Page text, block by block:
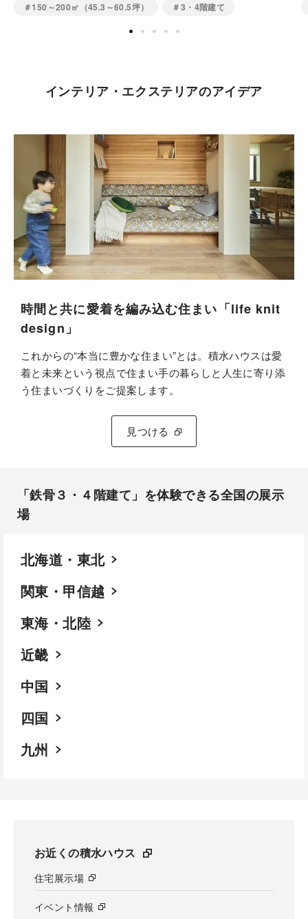
＃150～200㎡（45.3～60.5坪）
＃3・4階建て
インテリア・エクステリアのアイデア
時間と共に愛着を編み込む住まい「life knit
design」
これからの“本当に豊かな住まい”とは。積水ハウスは愛
着と未来という視点で住まい手の暮らしと人生に寄り添
う住まいづくりをご提案します。
見つける
「鉄骨３・４階建て」を体験できる全国の展示
場​
北海道・東北
関東・甲信越
東海・北陸
近畿
中国
四国
九州
お近くの積水ハウス
住宅展示場
イベント情報